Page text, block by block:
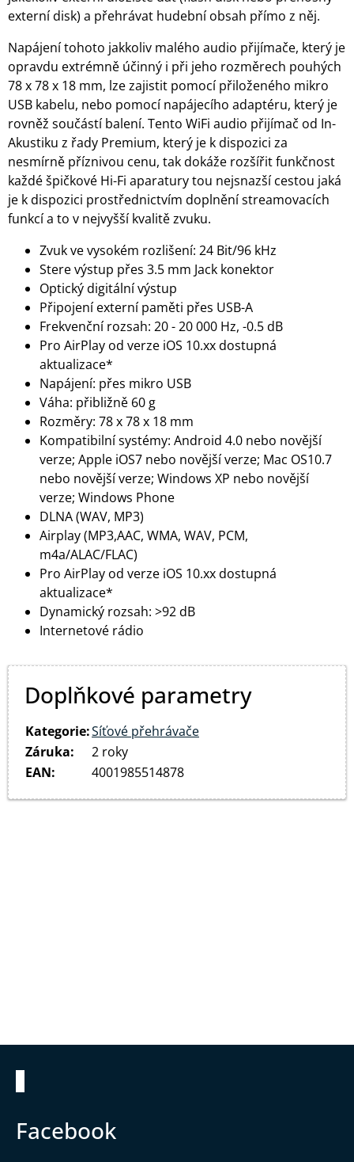
externí disk) a přehrávat hudební obsah přímo z něj.
Napájení tohoto jakkoliv malého audio přijímače, který je
opravdu extrémně účinný i při jeho rozměrech pouhých
78 x 78 x 18 mm, lze zajistit pomocí přiloženého mikro
USB kabelu, nebo pomocí napájecího adaptéru, který je
rovněž součástí balení. Tento WiFi audio přijímač od In-
Akustiku z řady Premium, který je k dispozici za
nesmírně příznivou cenu, tak dokáže rozšířit funkčnost
každé špičkové Hi-Fi aparatury tou nejsnazší cestou jaká
je k dispozici prostřednictvím doplnění streamovacích
funkcí a to v nejvyšší kvalitě zvuku.
Zvuk ve vysokém rozlišení: 24 Bit/96 kHz
Stere výstup přes 3.5 mm Jack konektor
Optický digitální výstup
Připojení externí paměti přes USB-A
Frekvenční rozsah: 20 - 20 000 Hz, -0.5 dB
Pro AirPlay od verze iOS 10.xx dostupná
aktualizace*
Napájení: přes mikro USB
Váha: přibližně 60 g
Rozměry: 78 x 78 x 18 mm
Kompatibilní systémy: Android 4.0 nebo novější
verze; Apple iOS7 nebo novější verze; Mac OS10.7
nebo novější verze; Windows XP nebo novější
verze; Windows Phone
DLNA (WAV, MP3)
Airplay (MP3,AAC, WMA, WAV, PCM,
m4a/ALAC/FLAC)
Pro AirPlay od verze iOS 10.xx dostupná
aktualizace*
Dynamický rozsah: >92 dB
Internetové rádio
Doplňkové parametry
Kategorie:Síťové přehrávače
Záruka:
2 roky
EAN: 4001985514878
Zápatí
Facebook